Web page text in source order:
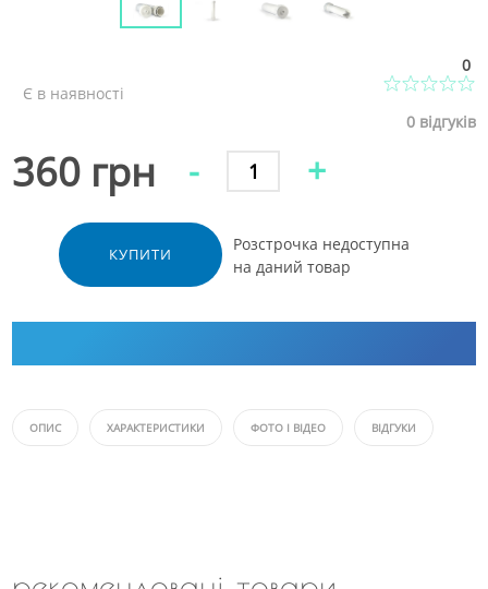
Є в наявності
0
0відгуків
360 грн - +
КУПИТИ
Розстрочка недоступна
на даний товар
ОПИС ХАРАКТЕРИСТИКИ ФОТО І ВІДЕО ВІДГУКИ